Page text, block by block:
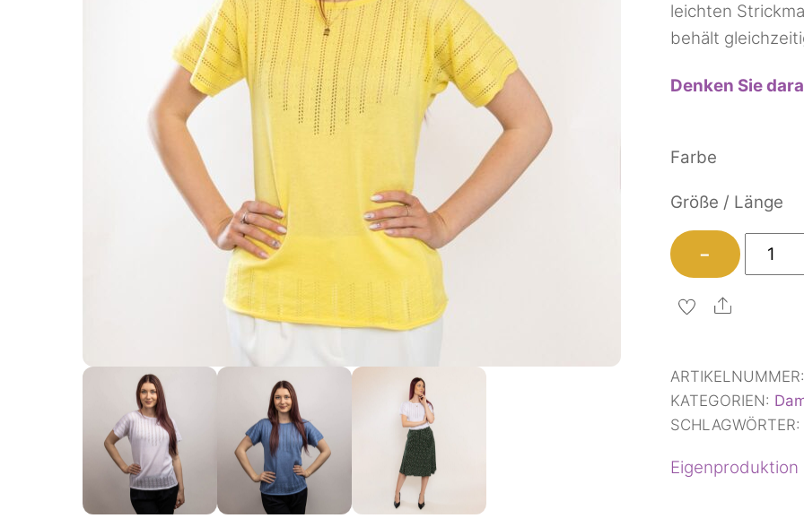
leichten
behält
Denken Sie
Farbe
Größe / Länge
−
Besa
Share
KATEGORIEN:
Eigenproduktion